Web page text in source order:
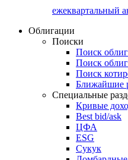
Cbonds Review
ежеквартальный
Облигации
Поиски
Поиск
Поиск
Поиск
Ближайшие
Специальные
Кривые
Best bid/ask